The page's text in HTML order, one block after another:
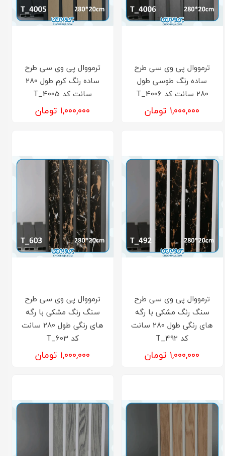
ترمووال پی وی سی طرح
ساده رنگ طوسی طول
280 سانت کد T_4006
۱,۰۰۰,۰۰۰ تومان
ترمووال پی وی سی طرح
ساده رنگ کرم طول 280
سانت کد T_4005
۱,۰۰۰,۰۰۰ تومان
ترمووال پی وی سی طرح
سنگ رنگ مشکی با رگه
های رنگی طول 280 سانت
کد T_492
۱,۰۰۰,۰۰۰ تومان
ترمووال پی وی سی طرح
سنگ رنگ مشکی با رگه
های رنگی طول 280 سانت
کد T_603
۱,۰۰۰,۰۰۰ تومان